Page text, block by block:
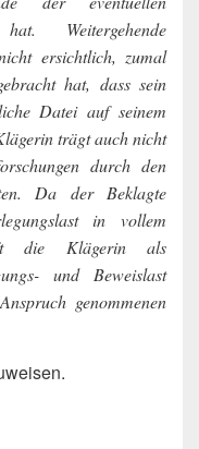
Weitergehende
ersichtlich, zumal
hat, dass sein
Datei auf seinem
trägt auch nicht
durch den
Da der Beklagte
in vollem
die Klägerin als
und Beweislast
genommenen